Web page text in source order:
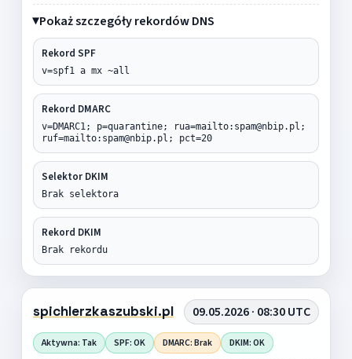
Pokaż szczegóły rekordów DNS
Rekord SPF
v=spf1 a mx ~all
Rekord DMARC
v=DMARC1; p=quarantine; rua=mailto:spam@nbip.pl;
ruf=mailto:spam@nbip.pl; pct=20
Selektor DKIM
Brak selektora
Rekord DKIM
Brak rekordu
spichlerzkaszubski.pl 09.05.2026 · 08:30 UTC
Aktywna: Tak SPF: OK DMARC: Brak DKIM: OK